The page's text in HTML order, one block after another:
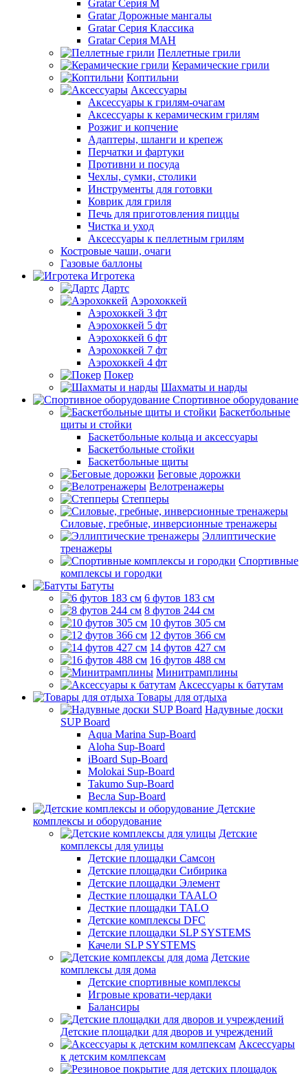
Gratar Серия M
Gratar Дорожные мангалы
Gratar Серия Классика
Gratar Серия МАН
Пеллетные грили
Керамические грили
Коптильни
Аксессуары
Аксессуары к грилям-очагам
Аксессуары к керамическим грилям
Розжиг и копчение
Адаптеры, шланги и крепеж
Перчатки и фартуки
Противни и посуда
Чехлы, сумки, столики
Инструменты для готовки
Коврик для гриля
Печь для приготовления пиццы
Чистка и уход
Аксессуары к пеллетным грилям
Костровые чаши, очаги
Газовые баллоны
Игротека
Дартс
Аэрохоккей
Аэрохоккей 3 фт
Аэрохоккей 5 фт
Аэрохоккей 6 фт
Аэрохоккей 7 фт
Аэрохоккей 4 фт
Покер
Шахматы и нарды
Спортивное оборудование
Баскетбольные
щиты и стойки
Баскетбольные кольца и аксессуары
Баскетбольные стойки
Баскетбольные щиты
Беговые дорожки
Велотренажеры
Степперы
Силовые, гребные, инверсионные тренажеры
Эллиптические
тренажеры
Спортивные
комплексы и городки
Батуты
6 футов 183 см
8 футов 244 см
10 футов 305 см
12 футов 366 см
14 футов 427 см
16 футов 488 см
Минитрамплины
Аксессуары к батутам
Товары для отдыха
Надувные доски
SUP Board
Aqua Marina Sup-Board
Aloha Sup-Board
iBoard Sup-Board
Molokai Sup-Board
Takumo Sup-Board
Весла Sup-Board
Детские
комплексы и оборудование
Детские
комплексы для улицы
Детские площадки Самсон
Детские площадки Сибирика
Детские площадки Элемент
Десткие площадки TAALO
Десткие площадки TALO
Детские комплексы DFC
Детские площадки SLP SYSTEMS
Качели SLP SYSTEMS
Детские
комплексы для дома
Детские спортивные комплексы
Игровые кровати-чердаки
Балансиры
Детские площадки для дворов и учреждений
Аксессуары
к детским комлпексам